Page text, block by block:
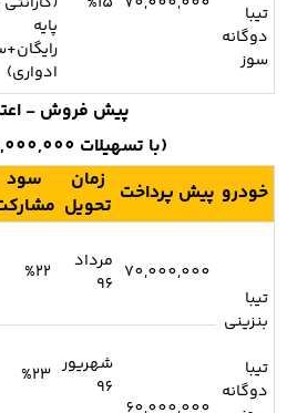
تیبا
دوگانه
سوز
پایه
ادواری)
پیش فروش -
(با تسهیلات 100,000,000 ریال)
خودرو پیش پرداخت زمان
تحویل
سود
تیبا
بنزینی
تیبا
دوگانه
70,000,000 مرداد
96
%22
شهریور
96
%23